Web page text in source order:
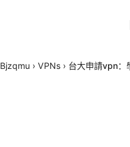
Bjzqmu › VPNs › 台大申請vpn：